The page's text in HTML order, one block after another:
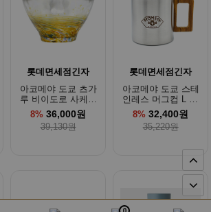
롯데면세점긴자
아코메야 도쿄 츠가
루 비이도로 사케잔
금가루 앰버블루 85
ml
8% 36,000원
39,130원
롯데면세점긴자
아코메야 도쿄 스테
인레스 머그컵 L 40
0ml
8% 32,400원
35,220원